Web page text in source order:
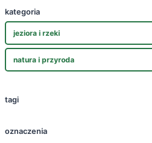
kategoria
jeziora i rzeki
natura i przyroda
tagi
oznaczenia